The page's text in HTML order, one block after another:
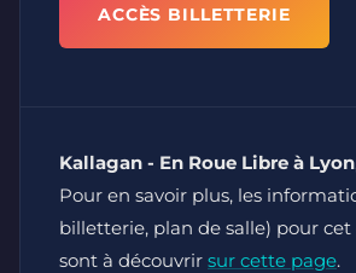
ACCÈS BILLETTERIE
Kallagan - En Roue Libre à Lyon
Pour en savoir plus, les
billetterie, plan de salle) pour
sont à découvrir sur cette page.